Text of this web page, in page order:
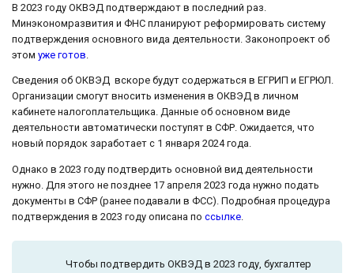
В 2023 году ОКВЭД подтверждают в последний раз.
Минэкономразвития и ФНС планируют реформировать систему
подтверждения основного вида деятельности. Законопроект об
этом уже готов
Сведения об ОКВЭД вскоре будут содержаться в ЕГРИП и ЕГРЮЛ.
Организации смогут вносить изменения в ОКВЭД в личном
кабинете налогоплательщика. Данные об основном виде
деятельности автоматически поступят в СФР. Ожидается, что
новый порядок заработает с 1 января 2024 года.
Однако в 2023 году подтвердить основной вид деятельности
нужно. Для этого не позднее 17 апреля 2023 года нужно подать
документы в СФР (ранее подавали в ФСС). Подробная процедура
подтверждения в 2023 году описана по ссылке.
Чтобы подтвердить ОКВЭД в 2023 году, бухгалтер